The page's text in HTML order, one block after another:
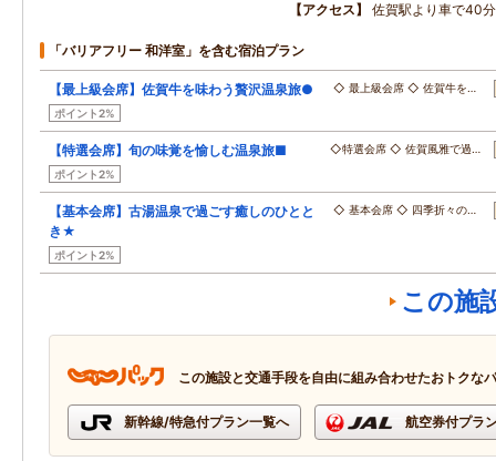
アクセス
佐賀駅より車で40分
「バリアフリー 和洋室」を含む宿泊プラン
【最上級会席】佐賀牛を味わう贅沢温泉旅●
ポイント2%
◇ 最上級会席 ◇ 佐賀牛を…
【特選会席】旬の味覚を愉しむ温泉旅■
ポイント2%
◇特選会席 ◇ 佐賀風雅で過…
【基本会席】古湯温泉で過ごす癒しのひとと
き★
ポイント2%
◇ 基本会席 ◇ 四季折々の…
この施
この施設と交通手段を自由に組み合わせたおトクな
新幹線/特急付プラン一覧へ 航空券付プラ